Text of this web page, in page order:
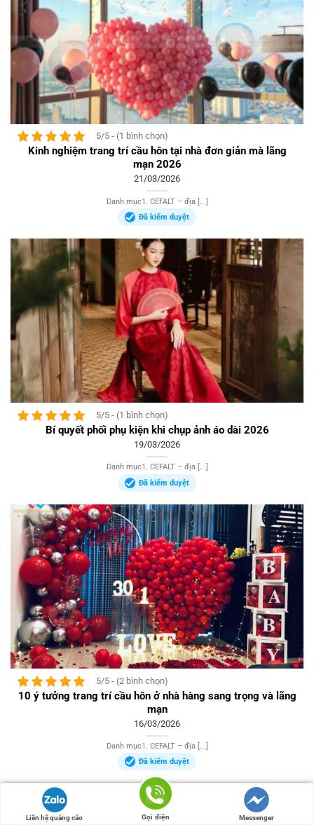
5/5 - (1 bình chọn)
Kinh nghiệm trang trí cầu hôn tại nhà đơn giản mà lãng
mạn 2026
21/03/2026
Danh mục1. CEFALT – địa [...]
Đã kiểm duyệt
5/5 - (1 bình chọn)
Bí quyết phối phụ kiện khi chụp ảnh áo dài 2026
19/03/2026
Danh mục1. CEFALT – địa [...]
Đã kiểm duyệt
5/5 - (2 bình chọn)
10 ý tưởng trang trí cầu hôn ở nhà hàng sang trọng và lãng
mạn
16/03/2026
Danh mục1. CEFALT – địa [...]
Đã kiểm duyệt
Liên hệ quảng cáo Gọi điện Messenger